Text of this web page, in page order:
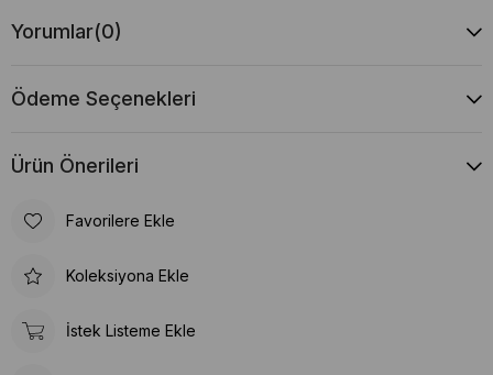
Yorumlar(0)
Ödeme Seçenekleri
Ürün Önerileri
Favorilere Ekle
Koleksiyona Ekle
İstek Listeme Ekle